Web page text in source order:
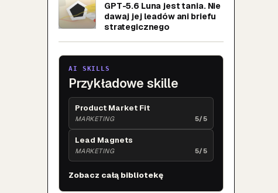
GPT-5.6 Luna jest tania. Nie
dawaj jej leadów ani briefu
strategicznego
AI SKILLS
Przykładowe skille
Product Market Fit
MARKETING 5/5
Lead Magnets
MARKETING 5/5
Zobacz całą bibliotekę